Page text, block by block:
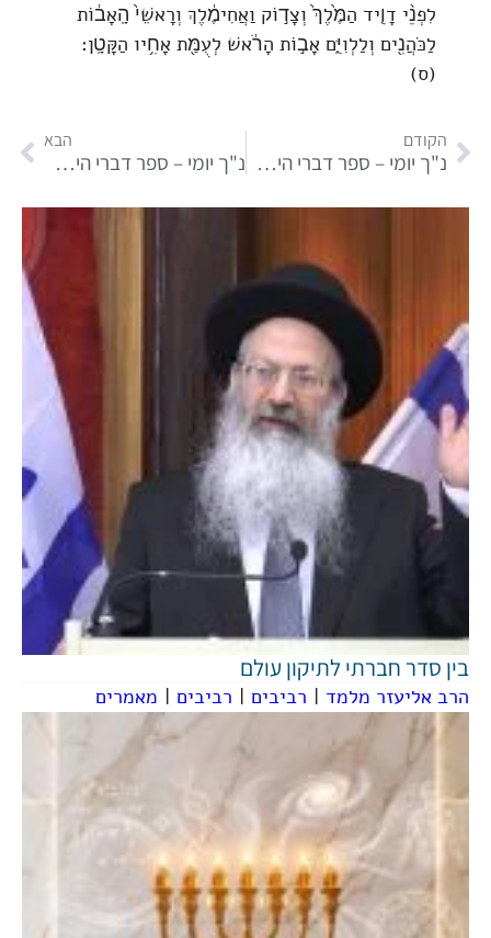
לִפְנֵ֨י דָוִ֤יד הַמֶּ֙לֶךְ֙ וְצָד֣וֹק וַאֲחִימֶ֔לֶךְ וְרָאשֵׁי֙ הָֽאָב֔וֹת
לַכֹּהֲנִ֖ים וְלַלְוִיִּ֑ם אָב֣וֹת הָרֹ֔אשׁ לְעֻמַּ֖ת אָחִ֥יו הַקָּטָֽן׃
(ס)
הקודם
נ"ך יומי – ספר דברי הימים חלק א פרק כג
הבא
נ"ך יומי – ספר דברי הימים חלק א פרק כה
בין סדר חברתי לתיקון עולם
הרב אליעזר מלמד | רביבים | רביבים | מאמרים